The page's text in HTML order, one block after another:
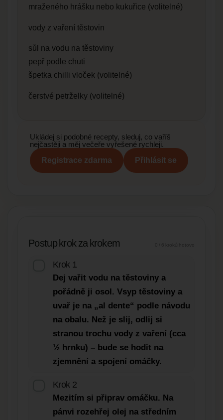
mraženého hrášku nebo kukuřice (volitelné)
vody z vaření těstovin
sůl na vodu na těstoviny
pepř podle chuti
špetka chilli vloček (volitelné)
čerstvé petrželky (volitelné)
Ukládej si podobné recepty, sleduj, co vaříš
nejčastěji a měj večeře vyřešené rychleji.
Registrace zdarma
Přihlásit se
Postup krok za krokem 0 / 6 kroků hotovo
Krok 1
Dej vařit vodu na těstoviny a
pořádně ji osol. Vsyp těstoviny a
uvař je na „al dente“ podle návodu
na obalu. Než je slij, odlij si
stranou trochu vody z vaření (cca
½ hrnku) – bude se hodit na
zjemnění a spojení omáčky.
Krok 2
Mezitím si připrav omáčku. Na
pánvi rozehřej olej na středním